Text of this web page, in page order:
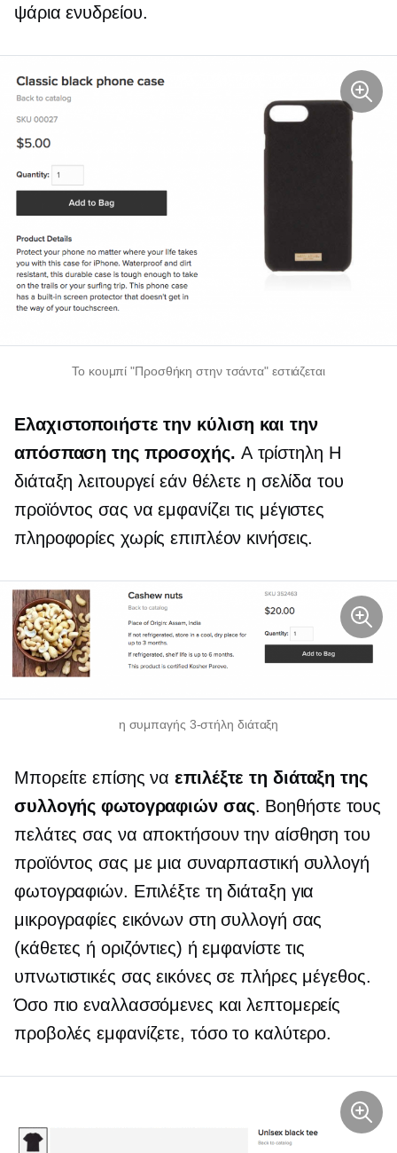
ψάρια ενυδρείου.
Το κουμπί "Προσθήκη στην τσάντα" εστιάζεται
Ελαχιστοποιήστε την κύλιση και την
απόσπαση της προσοχής. A τρίστηλη Η
διάταξη λειτουργεί εάν θέλετε η σελίδα του
προϊόντος σας να εμφανίζει τις μέγιστες
πληροφορίες χωρίς επιπλέον κινήσεις.
η συμπαγής 3-στήλη διάταξη
Μπορείτε επίσης ναεπιλέξτε τη διάταξη της
συλλογής φωτογραφιών σας. Βοηθήστε τους
πελάτες σας να αποκτήσουν την αίσθηση του
προϊόντος σας με μια συναρπαστική συλλογή
φωτογραφιών. Επιλέξτε τη διάταξη για
μικρογραφίες εικόνων στη συλλογή σας
(κάθετες ή οριζόντιες) ή εμφανίστε τις
υπνωτιστικές σας εικόνες σε πλήρες μέγεθος.
Όσο πιο εναλλασσόμενες και λεπτομερείς
προβολές εμφανίζετε, τόσο το καλύτερο.